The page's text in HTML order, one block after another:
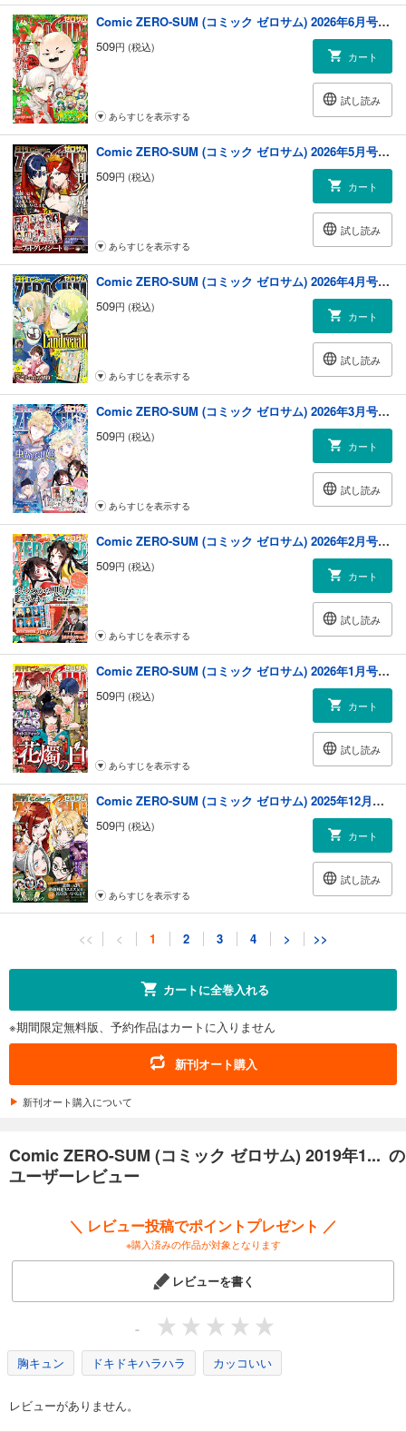
Comic ZERO-SUM (コミック ゼロサム) 2026年6月号[雑誌]
509円 (税込)
カート
試し読み
あらすじを表示する
Comic ZERO-SUM (コミック ゼロサム) 2026年5月号[雑誌]
509円 (税込)
カート
試し読み
あらすじを表示する
Comic ZERO-SUM (コミック ゼロサム) 2026年4月号[雑誌]
509円 (税込)
カート
試し読み
あらすじを表示する
Comic ZERO-SUM (コミック ゼロサム) 2026年3月号[雑誌]
509円 (税込)
カート
試し読み
あらすじを表示する
Comic ZERO-SUM (コミック ゼロサム) 2026年2月号[雑誌]
509円 (税込)
カート
試し読み
あらすじを表示する
Comic ZERO-SUM (コミック ゼロサム) 2026年1月号[雑誌]
509円 (税込)
カート
試し読み
あらすじを表示する
Comic ZERO-SUM (コミック ゼロサム) 2025年12月号[雑誌]
509円 (税込)
カート
試し読み
あらすじを表示する
カート
試し読み
あらすじを表示する
509円 (税込)
あらすじを表示する
509 円 (税込)
あらすじを表示する
あらすじを表示する
<< < 1 2 3 4 > >>
カートに全巻入れる
※期間限定無料版、予約作品はカートに入りません
新刊オート購入
新刊オート購入について
Comic ZERO-SUM (コミック ゼロサム) 2019年1... の
ユーザーレビュー
＼ レビュー投稿でポイントプレゼント ／
※購入済みの作品が対象となります
レビューを書く
-
胸キュン ドキドキハラハラ カッコいい
レビューがありません。